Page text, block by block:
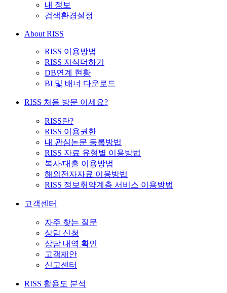
내 정보
검색환경설정
About RISS
RISS 이용방법
RISS 지식더하기
DB연계 현황
BI 및 배너 다운로드
RISS 처음 방문 이세요?
RISS란?
RISS 이용권한
내 관심논문 등록방법
RISS 자료 유형별 이용방법
복사/대출 이용방법
해외전자자료 이용방법
RISS 정보취약계층 서비스 이용방법
고객센터
자주 찾는 질문
상담 신청
상담 내역 확인
고객제안
신고센터
RISS 활용도 분석